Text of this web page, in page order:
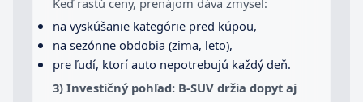
na vyskúšanie kategórie pred kúpou,
na sezónne obdobia (zima, leto),
pre ľudí, ktorí auto nepotrebujú každý deň.
3) Investičný pohľad: B-SUV držia dopyt aj